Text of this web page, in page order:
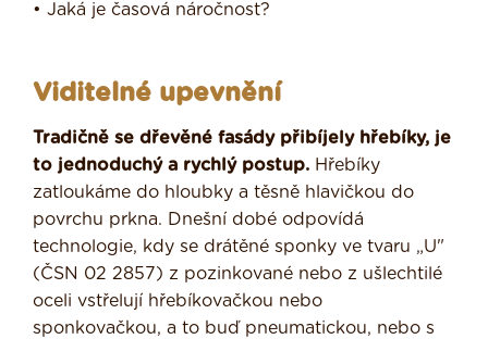
• Jaká je časová náročnost?
Viditelné upevnění
Tradičně se dřevěné fasády přibíjely hřebíky, je
to jednoduchý a rychlý postup. Hřebíky
zatloukáme do hloubky a těsně hlavičkou do
povrchu prkna. Dnešní dobé odpovídá
technologie, kdy se drátěné sponky ve tvaru „U"
(ČSN 02 2857) z pozinkované nebo z ušlechtilé
oceli vstřelují hřebíkovačkou nebo
sponkovačkou, a to buď pneumatickou, nebo s